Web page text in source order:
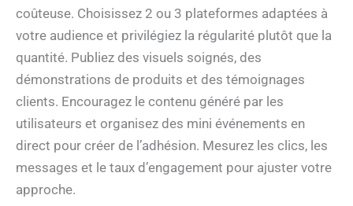
coûteuse. Choisissez 2 ou 3 plateformes adaptées à
votre audience et privilégiez la régularité plutôt que la
quantité. Publiez des visuels soignés, des
démonstrations de produits et des témoignages
clients. Encouragez le contenu généré par les
utilisateurs et organisez des mini événements en
direct pour créer de l’adhésion. Mesurez les clics, les
messages et le taux d’engagement pour ajuster votre
approche.